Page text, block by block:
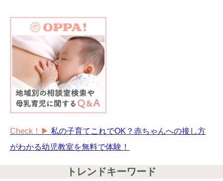
Check！▶︎ 私の子育てこれでOK？赤ちゃんへの接し方
がわかる幼児教室を無料で体験！
トレンドキーワード